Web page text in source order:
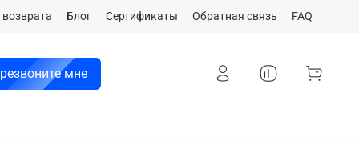
Блог Сертификаты Обратная связь FAQ
мне